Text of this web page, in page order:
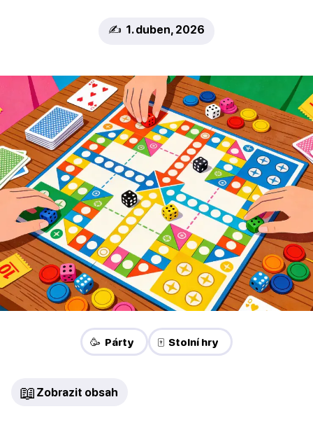
✍️ 1. duben, 2026
🥳 Párty 🀄 Stolní hry
📖 Zobrazit obsah